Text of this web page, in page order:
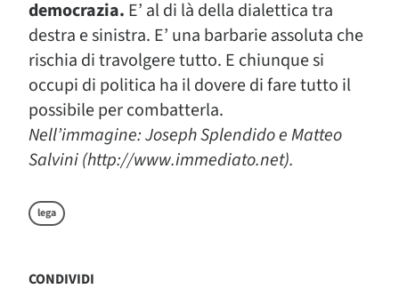
democrazia. E’ al di là della dialettica tra
destra e sinistra. E’ una barbarie assoluta che
rischia di travolgere tutto. E chiunque si
occupi di politica ha il dovere di fare tutto il
possibile per combatterla.
Nell’immagine: Joseph Splendido e Matteo
Salvini (http://www.immediato.net).
lega
CONDIVIDI